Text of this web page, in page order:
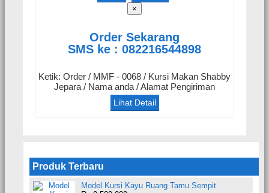
×
Order Sekarang
SMS ke : 082216544898
Ketik: Order / MMF - 0068 / Kursi Makan Shabby
Jepara / Nama anda / Alamat Pengiriman
Lihat Detail
Produk Terbaru
Model Kursi Kayu Ruang Tamu Sempit